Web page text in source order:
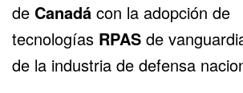
de Canadá con la adopción de
tecnologías RPAS de
de la industria de defensa